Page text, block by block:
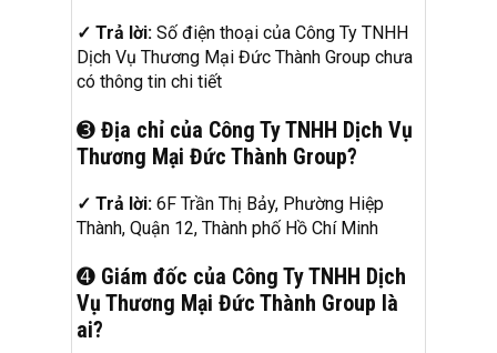
✓ Trả lời: Số điện thoại của Công Ty TNHH
Dịch Vụ Thương Mại Đức Thành Group chưa
có thông tin chi tiết
➌ Địa chỉ của Công Ty TNHH Dịch Vụ
Thương Mại Đức Thành Group?
✓ Trả lời: 6F Trần Thị Bảy, Phường Hiệp
Thành, Quận 12, Thành phố Hồ Chí Minh
➍ Giám đốc của Công Ty TNHH Dịch
Vụ Thương Mại Đức Thành Group là
ai?